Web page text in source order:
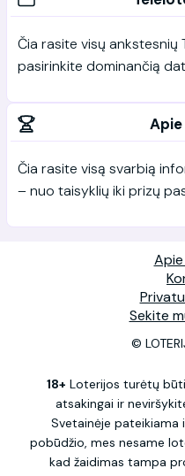
Čia rasite visų
pasirinkite dominančią
Čia rasite visą svarbią
– nuo taisyklių iki prizų
Sekite
©
18+ Loterijos turėtų
atsakingai ir
Svetainėje
pobūdžio, mes nesame
kad žaidimas tampa